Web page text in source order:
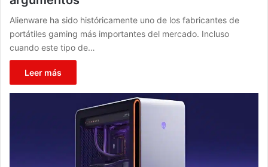
Alienware ha sido históricamente uno de los fabricantes de
portátiles gaming más importantes del mercado. Incluso
cuando este tipo de…
Leer más